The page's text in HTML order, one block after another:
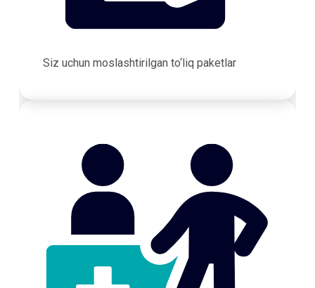
Siz uchun moslashtirilgan to‘liq paketlar